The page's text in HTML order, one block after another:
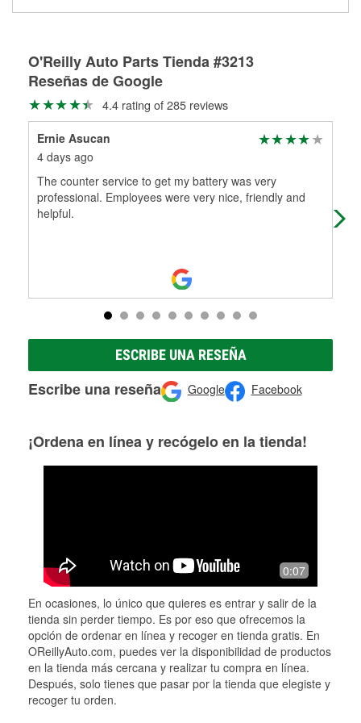
partes de reemplazo correctas para tu reparación.
Rectificación de tambores y discos de freno
O'Reilly Auto Parts Tienda #3213
Reseñas de Google
4.4 rating of 285 reviews
Ernie Asucan
4 days ago
The counter service to get my battery was very
professional. Employees were very nice, friendly and
helpful.
ESCRIBE UNA RESEÑA
Escribe una reseña Google Facebook
¡Ordena en línea y recógelo en la tienda!
0:07
En ocasiones, lo único que quieres es entrar y salir de la
tienda sin perder tiempo. Es por eso que ofrecemos la
opción de ordenar en línea y recoger en tienda gratis. En
OReillyAuto.com, puedes ver la disponibilidad de productos
en la tienda más cercana y realizar tu compra en línea.
Después, solo tienes que pasar por la tienda que elegiste y
recoger tu orden.